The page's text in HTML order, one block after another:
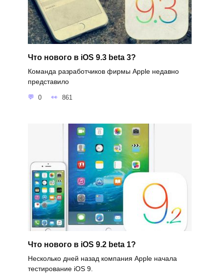
Что нового в iOS 9.3 beta 3?
Команда разработчиков фирмы Apple недавно
представило
0 861
Что нового в iOS 9.2 beta 1?
Несколько дней назад компания Apple начала
тестирование iOS 9.